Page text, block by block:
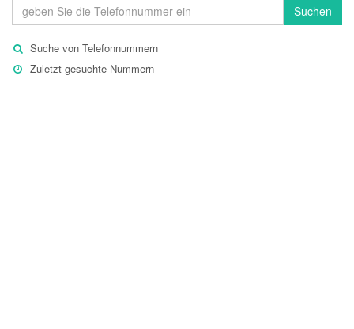
Suchen
Suche von Telefonnummern
Zuletzt gesuchte Nummern